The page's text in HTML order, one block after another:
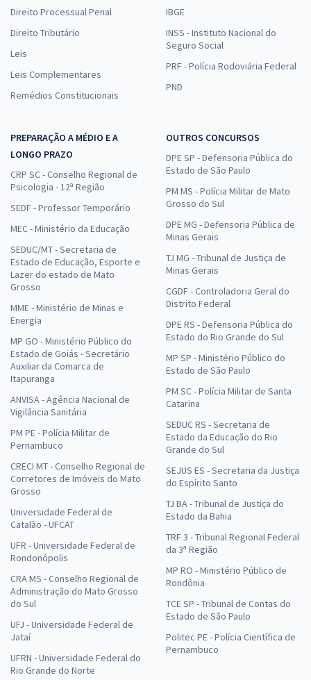
Direito Processual Penal
Direito Tributário
Leis
Leis Complementares
Remédios Constitucionais
IBGE
INSS - Instituto Nacional do
Seguro Social
PRF - Polícia Rodoviária Federal
PND
PREPARAÇÃO A MÉDIO E A
LONGO PRAZO
CRP SC - Conselho Regional de
Psicologia - 12ª Região
SEDF - Professor Temporário
MEC - Ministério da Educação
SEDUC/MT - Secretaria de
Estado de Educação, Esporte e
Lazer do estado de Mato
Grosso
MME - Ministério de Minas e
Energia
MP GO - Ministério Público do
Estado de Goiás - Secretário
Auxiliar da Comarca de
Itapuranga
ANVISA - Agência Nacional de
Vigilância Sanitária
PM PE - Polícia Militar de
Pernambuco
CRECI MT - Conselho Regional de
Corretores de Imóveis do Mato
Grosso
Universidade Federal de
Catalão - UFCAT
UFR - Universidade Federal de
Rondonópolis
CRA MS - Conselho Regional de
Administração do Mato Grosso
do Sul
UFJ - Universidade Federal de
Jataí
UFRN - Universidade Federal do
Rio Grande do Norte
OUTROS CONCURSOS
DPE SP - Defensoria Pública do
Estado de São Paulo
PM MS - Polícia Militar de Mato
Grosso do Sul
DPE MG - Defensoria Pública de
Minas Gerais
TJ MG - Tribunal de Justiça de
Minas Gerais
CGDF - Controladoria Geral do
Distrito Federal
DPE RS - Defensoria Pública do
Estado do Rio Grande do Sul
MP SP - Ministério Público do
Estado de São Paulo
PM SC - Polícia Militar de Santa
Catarina
SEDUC RS - Secretaria de
Estado da Educação do Rio
Grande do Sul
SEJUS ES - Secretaria da Justiça
do Espírito Santo
TJ BA - Tribunal de Justiça do
Estado da Bahia
TRF 3 - Tribunal Regional Federal
da 3ª Região
MP RO - Ministério Público de
Rondônia
TCE SP - Tribunal de Contas do
Estado de São Paulo
Politec PE - Polícia Científica de
Pernambuco